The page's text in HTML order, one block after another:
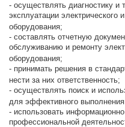
- осуществлять диагностику и
эксплуатации электрического
оборудования;
- составлять отчетную
обслуживанию и ремонту
оборудования;
- принимать решения в
нести за них ответственность;
- осуществлять поиск и
для эффективного
- использовать
профессиональной